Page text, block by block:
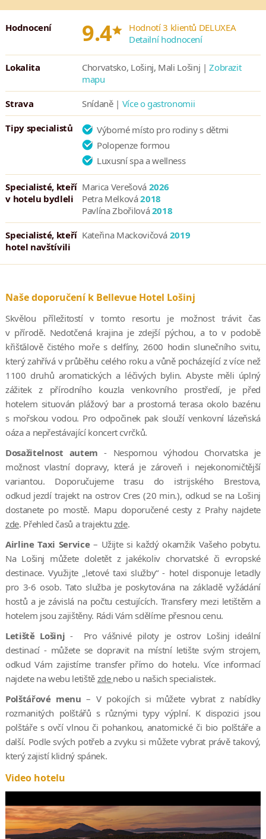
Hodnocení 9.4* Hodnotí 3 klientů DELUXEA
Detailní hodnocení
Lokalita Chorvatsko, Lošinj, Mali Lošinj |Zobrazit
mapu
Strava Snídaně | Více o gastronomii
Tipy specialistů
Výborné místo pro rodiny s dětmi
Polopenze formou
Luxusní spa a wellness
Specialisté, kteří
v hotelu bydleli
Marica Verešová 2026
Petra Melková2018
Pavlína Zbořilová2018
Specialisté, kteří
hotel navštívili
Kateřina Mackovičová 2019
Naše doporučení k Bellevue Hotel Lošinj
Skvělou příležitostí v tomto resortu je možnost trávit čas
v přírodě. Nedotčená krajina je zdejší pýchou, a to v podobě
křišťálově čistého moře s delfíny, 2600 hodin slunečního svitu,
který zahřívá v průběhu celého roku a vůně pocházející z více než
1100 druhů aromatických a léčivých bylin. Abyste měli úplný
zážitek z přírodního kouzla venkovního prostředí, je před
hotelem situován plážový bar a prostorná terasa okolo bazénu
s mořskou vodou. Pro odpočinek pak slouží venkovní lázeňská
oáza a nepřestávající koncert cvrčků.
Dosažitelnost autem - Nespornou výhodou Chorvatska je
možnost vlastní dopravy, která je zároveň i nejekonomičtější
variantou. Doporučujeme trasu do istrijského Brestova,
odkud jezdí trajekt na ostrov Cres (20 min.), odkud se na Lošinj
dostanete po mostě. Mapu doporučené cesty z Prahy najdete
zde. Přehled časů a trajektu zde.
Airline Taxi Service– Užijte si každý okamžik Vašeho pobytu.
Na Lošinj můžete doletět z jakékoliv chorvatské či evropské
destinace. Využijte „letové taxi služby“ - hotel disponuje letadly
pro 3-6 osob. Tato služba je poskytována na základě vyžádání
hostů a je závislá na počtu cestujících. Transfery mezi letištěm a
hotelem jsou zajištěny. Rádi Vám sdělíme přesnou cenu.
Letiště Lošinj - Pro vášnivé piloty je ostrov Lošinj ideální
destinací - můžete se dopravit na místní letište svým strojem,
odkud Vám zajistíme transfer přímo do hotelu. Více informací
najdete na webu letiště zde nebo u našich specialistek.
Polštářové menu – V pokojích si můžete vybrat z nabídky
rozmanitých polštářů s různými typy výplní. K dispozici jsou
polštáře s ovčí vlnou či pohankou, anatomické či bio polštáře a
další. Podle svých potřeb a zvyku si můžete vybrat právě takový,
který zajistí klidný spánek.
Video hotelu